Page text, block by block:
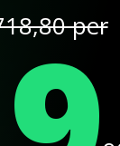
per